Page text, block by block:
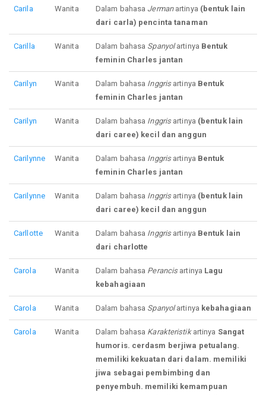
Carila Wanita Dalam bahasa Jermanartinya (bentuk lain
dari carla) pencinta tanaman
Carilla Wanita Dalam bahasa Spanyolartinya Bentuk
feminin Charles jantan
Carilyn Wanita Dalam bahasa Inggrisartinya Bentuk
feminin Charles jantan
Carilyn Wanita Dalam bahasa Inggrisartinya (bentuk lain
dari caree) kecil dan anggun
Carilynne Wanita Dalam bahasa Inggrisartinya Bentuk
feminin Charles jantan
Carilynne Wanita Dalam bahasa Inggrisartinya (bentuk lain
dari caree) kecil dan anggun
Carllotte Wanita Dalam bahasa Inggrisartinya Bentuk lain
dari charlotte
Carola Wanita Dalam bahasa Perancisartinya Lagu
kebahagiaan
Carola Wanita Dalam bahasa Spanyolartinya kebahagiaan
Carola Wanita Dalam bahasa Karakteristikartinya Sangat
humoris. cerdasm berjiwa petualang.
memiliki kekuatan dari dalam. memiliki
jiwa sebagai pembimbing dan
penyembuh. memiliki kemampuan